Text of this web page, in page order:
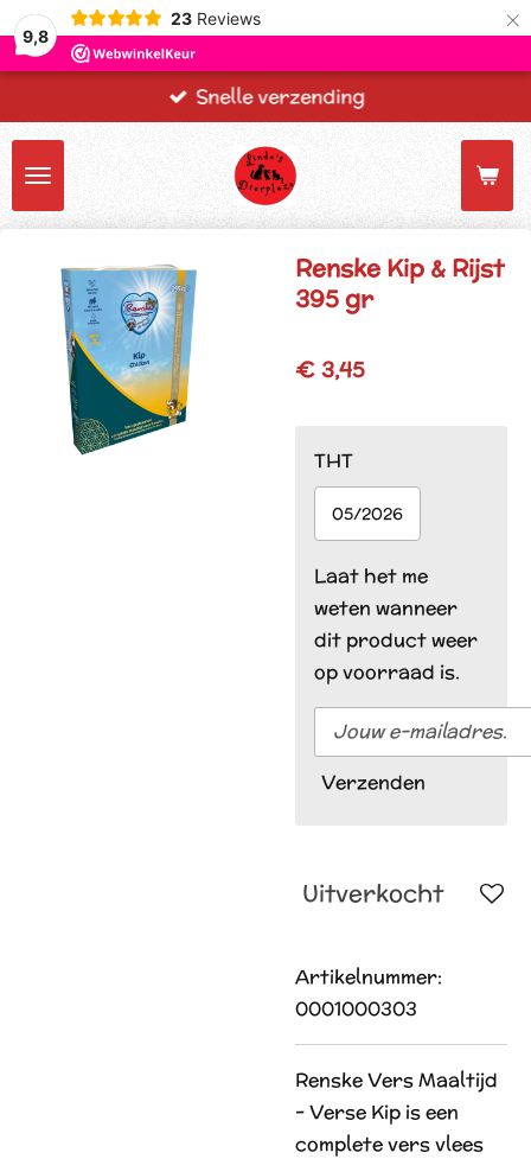
9,8
23 Reviews ×
Snelle verzending
Renske Kip & Rijst
395 gr
€ 3,45
THT
05/2026
Laat het me
weten wanneer
dit product weer
op voorraad is.
Verzenden
Uitverkocht
Artikelnummer:
0001000303
Renske Vers Maaltijd
- Verse Kip is een
complete vers vlees